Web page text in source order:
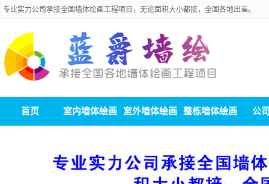
专业实力公司承接全国墙体绘画工程项目，无论面积大小都接，全国各地出差。
首页 室内墙体绘画 室外墙体绘画 整栋墙体绘画 公